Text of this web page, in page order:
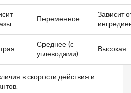
Переменное
Зависит
Среднее (с
углеводами)
Высокая
в скорости действия и